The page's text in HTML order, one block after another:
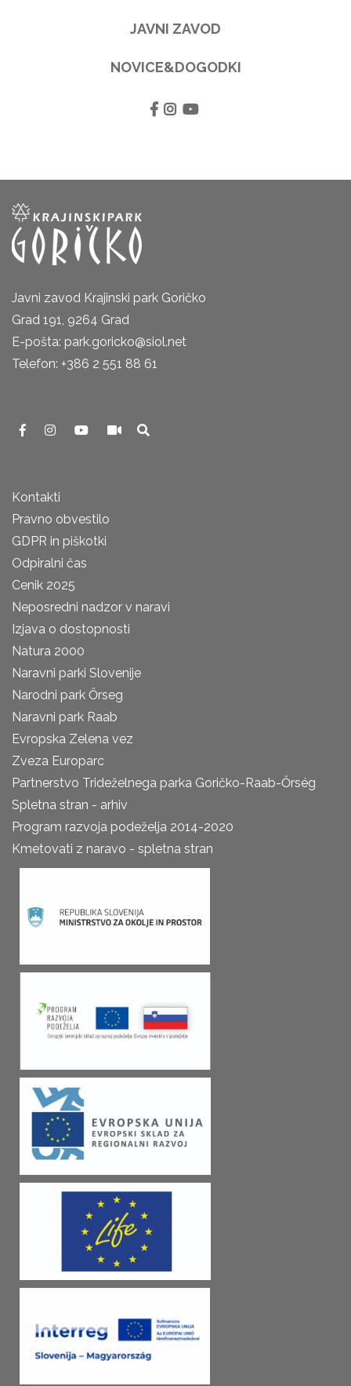
JAVNI ZAVOD
NOVICE&DOGODKI
Javni zavod Krajinski park Goričko
Grad 191, 9264 Grad
E-pošta: park.goricko@siol.net
Telefon: +386 2 551 88 61
Kontakti
Pravno obvestilo
GDPR in piškotki
Odpiralni čas
Cenik 2025
Neposredni nadzor v naravi
Izjava o dostopnosti
Natura 2000
Naravni parki Slovenije
Narodni park Őrseg
Naravni park Raab
Evropska Zelena vez
Zveza Europarc
Partnerstvo Trideželnega parka Goričko-Raab-Őrség
Spletna stran - arhiv
Program razvoja podeželja 2014-2020
Kmetovati z naravo - spletna stran